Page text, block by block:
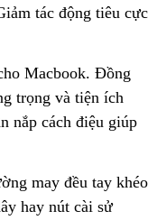
tác động tiêu cực
Macbook. Đồng
trọng và tiện ích
nắp cách điệu giúp
may đều tay khéo
hay nút cài sử